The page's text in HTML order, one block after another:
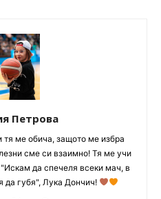
Петрова
ме обича, защото ме избра
сме си взаимно! Тя ме учи
да спечеля всеки мач, в
да губя", Лука Дончич!